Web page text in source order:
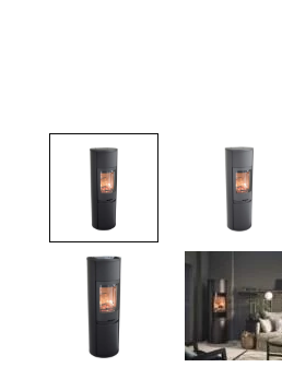
FAQ
Kylpyhuonekalusteet